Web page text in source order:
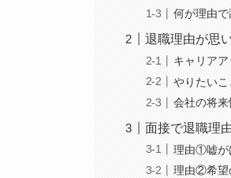
何が理由
退職理由が思
キャリア
やりたい
会社の将
面接で退職理
理由①嘘が
理由②希望